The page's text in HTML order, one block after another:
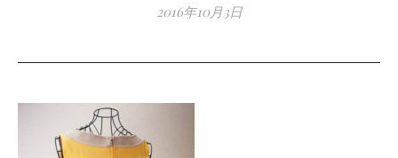
2016年10月3日